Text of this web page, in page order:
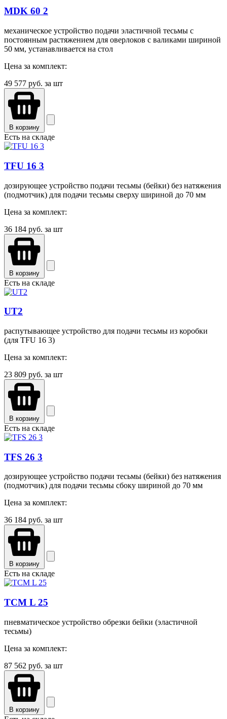
MDK 60 2
механическое устройство подачи эластичной тесьмы с
постоянным растяжением для оверлоков с валиками шириной
50 мм, устанавливается на стол
Цена за комплект:
49 577 руб. за шт
В корзину
Есть на складе
TFU 16 3
дозирующее устройство подачи тесьмы (бейки) без натяжения
(подмотчик) для подачи тесьмы сверху шириной до 70 мм
Цена за комплект:
36 184 руб. за шт
В корзину
Есть на складе
UT2
распутывающее устройство для подачи тесьмы из коробки
(для TFU 16 3)
Цена за комплект:
23 809 руб. за шт
В корзину
Есть на складе
TFS 26 3
дозирующее устройство подачи тесьмы (бейки) без натяжения
(подмотчик) для подачи тесьмы сбоку шириной до 70 мм
Цена за комплект:
36 184 руб. за шт
В корзину
Есть на складе
TCМ L 25
пневматическое устройство обрезки бейки (эластичной
тесьмы)
Цена за комплект:
87 562 руб. за шт
В корзину